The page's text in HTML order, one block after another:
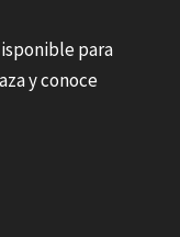
para
y conoce